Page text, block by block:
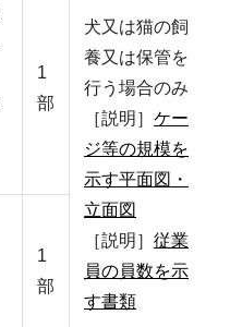
1
部
犬又は猫の飼
養又は保管を
行う場合のみ
［説明］ ケー
ジ等の規模を
示す平面図・
立面図
［説明］ 従業
員の員数を示
す書類
1
部